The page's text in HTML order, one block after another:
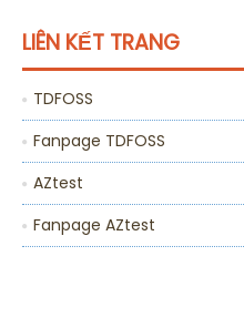
LIÊN KẾT TRANG
TDFOSS
Fanpage TDFOSS
AZtest
Fanpage AZtest